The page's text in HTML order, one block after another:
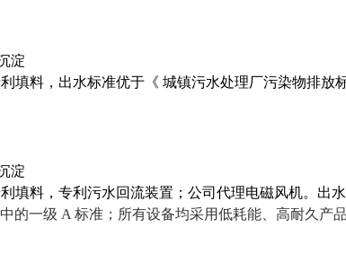
淀
，出水标准优于《 城镇污水处理厂污染物排放标
淀
，专利污水回流装置；公司代理电磁风机。出水
的一级 A 标准；所有设备均采用低耗能、高耐久产品